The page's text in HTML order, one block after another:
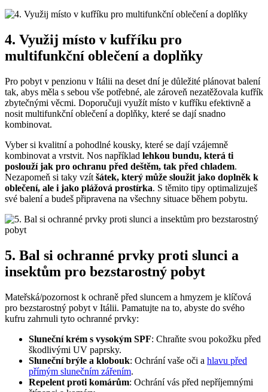
4. Využij místo v kufříku pro
multifunkční oblečení a doplňky
Pro pobyt v penzionu v Itálii na deset dní je důležité plánovat balení
tak, abys měla s sebou vše potřebné, ale zároveň nezatěžovala kufřík
zbytečnými věcmi. Doporučuji využít místo v kufříku efektivně a
nosit multifunkční oblečení a doplňky, které se dají snadno
kombinovat.
Vyber si kvalitní a pohodlné kousky, které se dají vzájemně
kombinovat a vrstvit. Nos například lehkou bundu, která ti
poslouží jak pro ochranu před deštěm, tak před chladem.
Nezapomeň si taky vzít šátek, který může sloužit jako doplněk k
oblečení, ale i jako plážová prostírka. S těmito tipy optimalizuješ
své balení a budeš připravena na všechny situace během pobytu.
5. Bal si ochranné prvky proti slunci a
insektům pro bezstarostný pobyt
Mateřská/pozornost k ochraně před sluncem a hmyzem je klíčová
pro bezstarostný pobyt v Itálii. Pamatujte na to, abyste do svého
kufru zahrnuli tyto ochranné prvky:
Sluneční krém s vysokým SPF: Chraňte svou pokožku před
škodlivými UV paprsky.
Sluneční brýle a klobouk: Ochrání vaše oči a hlavu před
přímým slunečním zářením.
Repelent proti komárům: Ochrání vás před nepříjemnými